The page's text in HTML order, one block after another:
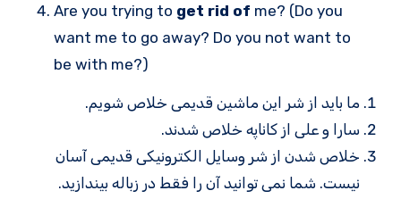
Are you trying to get rid of me? (Do you
want me to go away? Do you not want to
be with me?)
ما باید از شر این ماشین قدیمی خلاص شویم.
سارا و علی از کاناپه خلاص شدند.
خلاص شدن از شر وسایل الکترونیکی قدیمی آسان
نیست. شما نمی توانید آن را فقط در زباله بیندازید.